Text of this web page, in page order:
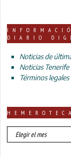
DIARIO
Noticias de
Noticias
Términos legales
HEMEROTECA
DE